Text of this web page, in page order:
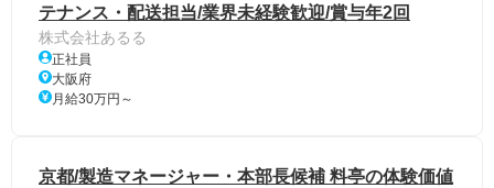
テナンス・配送担当/業界未経験歓迎/賞与年2回
株式会社あるる
正社員
大阪府
月給30万円～
京都/製造マネージャー・本部長候補 料亭の体験価値